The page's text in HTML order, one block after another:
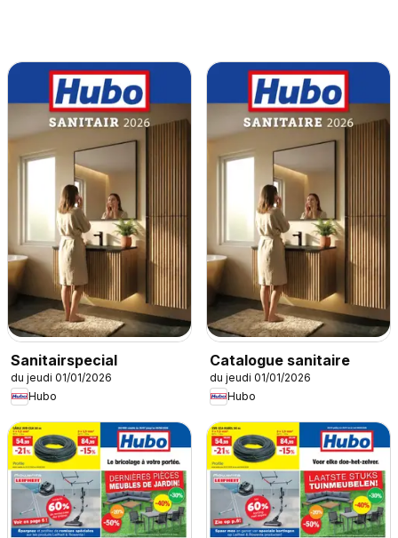
Sanitairspecial
du jeudi 01/01/2026
Hubo
Catalogue sanitaire
du jeudi 01/01/2026
Hubo